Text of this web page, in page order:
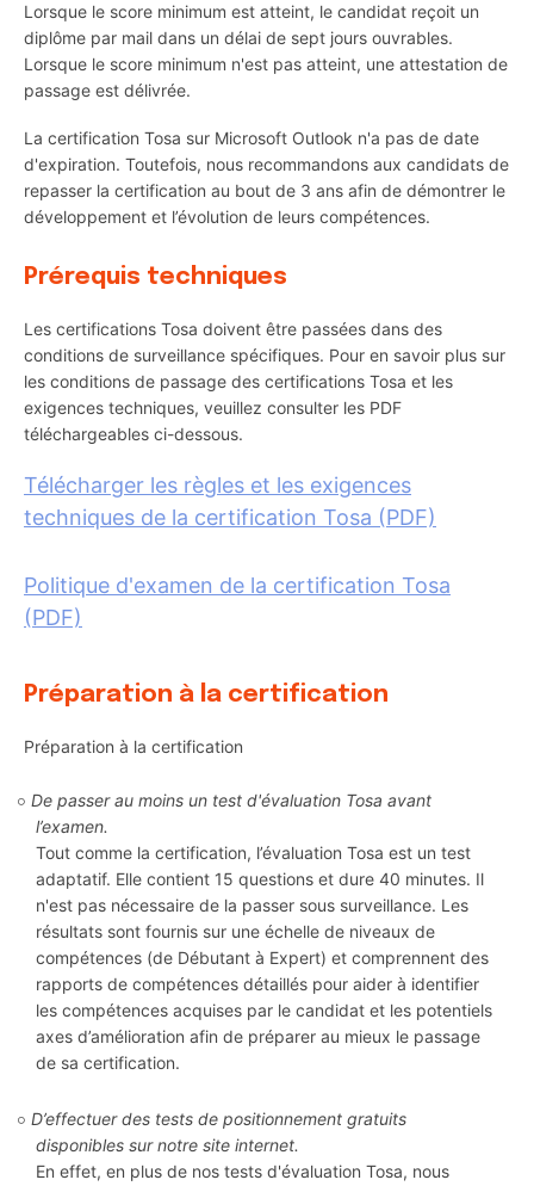
Lorsque le score minimum est atteint, le candidat reçoit un
diplôme par mail dans un délai de sept jours ouvrables.
Lorsque le score minimum n'est pas atteint, une attestation de
passage est délivrée.
La certification Tosa sur Microsoft Outlook n'a pas de date
d'expiration. Toutefois, nous recommandons aux candidats de
repasser la certification au bout de 3 ans afin de démontrer le
développement et l’évolution de leurs compétences.
Prérequis techniques
Les certifications Tosa doivent être passées dans des
conditions de surveillance spécifiques. Pour en savoir plus sur
les conditions de passage des certifications Tosa et les
exigences techniques, veuillez consulter les PDF
téléchargeables ci-dessous.
Télécharger les règles et les exigences
techniques de la certification Tosa (PDF)
Politique d'examen de la certification Tosa
(PDF)
Préparation à la certification
Préparation à la certification
De passer au moins un test d'évaluation Tosa avant
l’examen.
Tout comme la certification, l’évaluation Tosa est un test
adaptatif. Elle contient 15 questions et dure 40 minutes. Il
n'est pas nécessaire de la passer sous surveillance. Les
résultats sont fournis sur une échelle de niveaux de
compétences (de Débutant à Expert) et comprennent des
rapports de compétences détaillés pour aider à identifier
les compétences acquises par le candidat et les potentiels
axes d’amélioration afin de préparer au mieux le passage
de sa certification.
D’effectuer des tests de positionnement gratuits
disponibles sur notre site internet.
En effet, en plus de nos tests d'évaluation Tosa, nous